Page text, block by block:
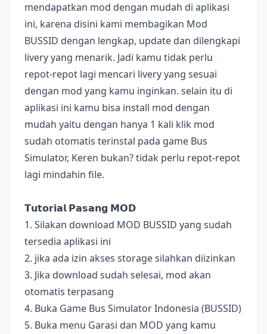
mendapatkan mod dengan mudah di aplikasi
ini, karena disini kami membagikan Mod
BUSSID dengan lengkap, update dan dilengkapi
livery yang menarik. Jadi kamu tidak perlu
repot-repot lagi mencari livery yang sesuai
dengan mod yang kamu inginkan. selain itu di
aplikasi ini kamu bisa install mod dengan
mudah yaitu dengan hanya 1 kali klik mod
sudah otomatis terinstal pada game Bus
Simulator, Keren bukan? tidak perlu repot-repot
lagi mindahin file.
𝗧𝘂𝘁𝗼𝗿𝗶𝗮𝗹 𝗣𝗮𝘀𝗮𝗻𝗴 𝗠𝗢𝗗
1. Silakan download MOD BUSSID yang sudah
tersedia aplikasi ini
2. jika ada izin akses storage silahkan diizinkan
3. Jika download sudah selesai, mod akan
otomatis terpasang
4. Buka Game Bus Simulator Indonesia (BUSSID)
5. Buka menu Garasi dan MOD yang kamu